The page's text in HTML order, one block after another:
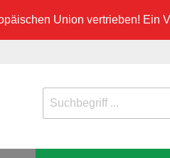
Union vertrieben! Ein